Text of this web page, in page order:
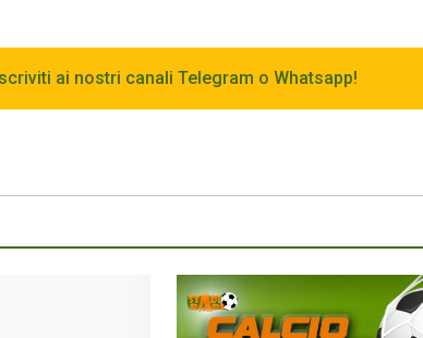
ai nostri canali Telegram o Whatsapp!